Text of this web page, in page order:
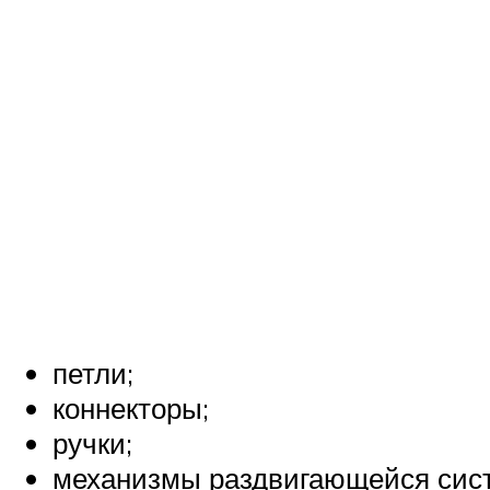
петли;
коннекторы;
ручки;
механизмы раздвигающейся